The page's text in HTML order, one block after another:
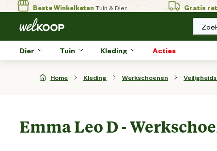
Beste WinkelketenTuin & Dier Gratis
Dier Tuin Kleding Acties
Home Kleding Werkschoenen
Emma Leo D -